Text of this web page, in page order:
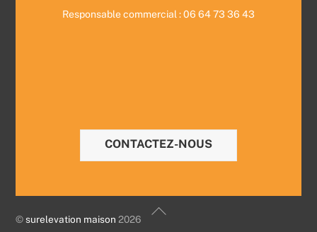
Responsable commercial : 06 64 73 36 43
CONTACTEZ-NOUS
Back
©surelevation maison 2026